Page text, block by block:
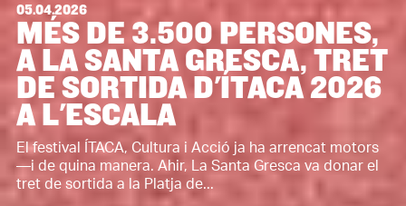
05.04.2026
MÉS DE 3.500 PERSONES,
A LA SANTA GRESCA, TRET
DE SORTIDA D'ÍTACA 2026
A L'ESCALA
El festival ÍTACA, Cultura i Acció ja ha arrencat motors
—i de quina manera. Ahir, La Santa Gresca va donar el
tret de sortida a la Platja de...